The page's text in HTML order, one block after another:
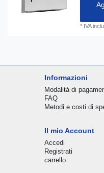
* IVA
Informazioni
Modalità di
FAQ
Metodi e costi di
Il mio Account
Accedi
Registrati
carrello